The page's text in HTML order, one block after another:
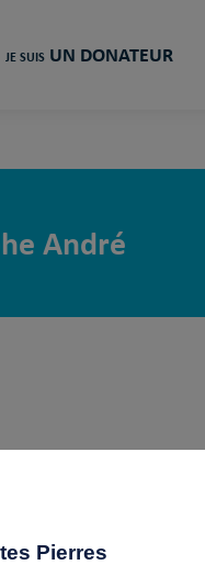
JE SUIS UN DONATEUR
André
Pierres